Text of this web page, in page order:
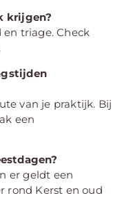
krijgen?
triage. Check
van je praktijk. Bij
een
er geldt een
rond Kerst en oud